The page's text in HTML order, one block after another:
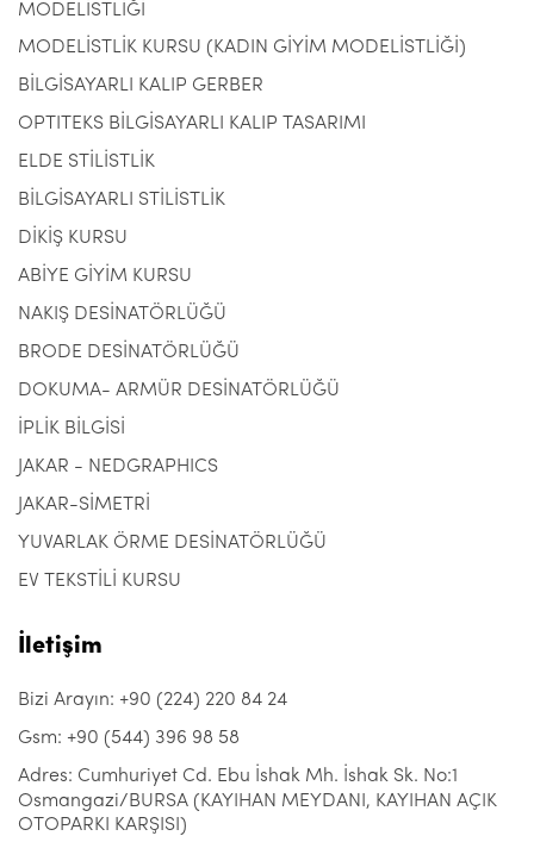
MODELİSTLİĞİ
MODELİSTLİK KURSU (KADIN GİYİM MODELİSTLİĞİ)
BİLGİSAYARLI KALIP GERBER
OPTITEKS BİLGİSAYARLI KALIP TASARIMI
ELDE STİLİSTLİK
BİLGİSAYARLI STİLİSTLİK
DİKİŞ KURSU
ABİYE GİYİM KURSU
NAKIŞ DESİNATÖRLÜĞÜ
BRODE DESİNATÖRLÜĞÜ
DOKUMA- ARMÜR DESİNATÖRLÜĞÜ
İPLİK BİLGİSİ
JAKAR - NEDGRAPHICS
JAKAR-SİMETRİ
YUVARLAK ÖRME DESİNATÖRLÜĞÜ
EV TEKSTİLİ KURSU
İletişim
Bizi Arayın: +90 (224) 220 84 24
Gsm: +90 (544) 396 98 58
Adres: Cumhuriyet Cd. Ebu İshak Mh. İshak Sk. No:1
Osmangazi/BURSA (KAYIHAN MEYDANI, KAYIHAN AÇIK
OTOPARKI KARŞISI)